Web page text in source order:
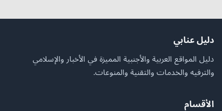
دليل عنابي
دليل المواقع العربية والأجنبية المميزة في الأخبار والإسلامي
والترفيه والخدمات والتقنية والمنوعات.
الأقسام